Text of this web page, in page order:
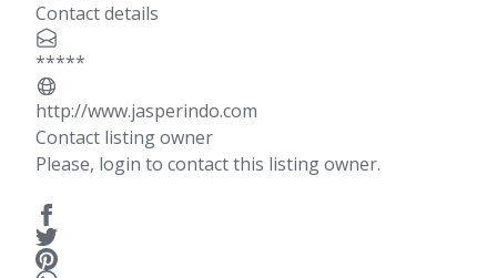
Contact details
*****
http://www.jasperindo.com
Contact listing owner
Please, login to contact this listing owner.